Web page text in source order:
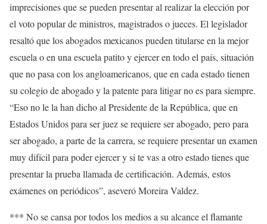
imprecisiones que se pueden presentar al realizar la elección por
el voto popular de ministros, magistrados o jueces. El legislador
resaltó que los abogados mexicanos pueden titularse en la mejor
escuela o en una escuela patito y ejercer en todo el país, situación
que no pasa con los angloamericanos, que en cada estado tienen
su colegio de abogado y la patente para litigar no es para siempre.
“Eso no le la han dicho al Presidente de la República, que en
Estados Unidos para ser juez se requiere ser abogado, pero para
ser abogado, a parte de la carrera, se requiere presentar un examen
muy difícil para poder ejercer y si te vas a otro estado tienes que
presentar la prueba llamada de certificación. Además, estos
exámenes on periódicos”, aseveró Moreira Valdez.
*** No se cansa por todos los medios a su alcance el flamante